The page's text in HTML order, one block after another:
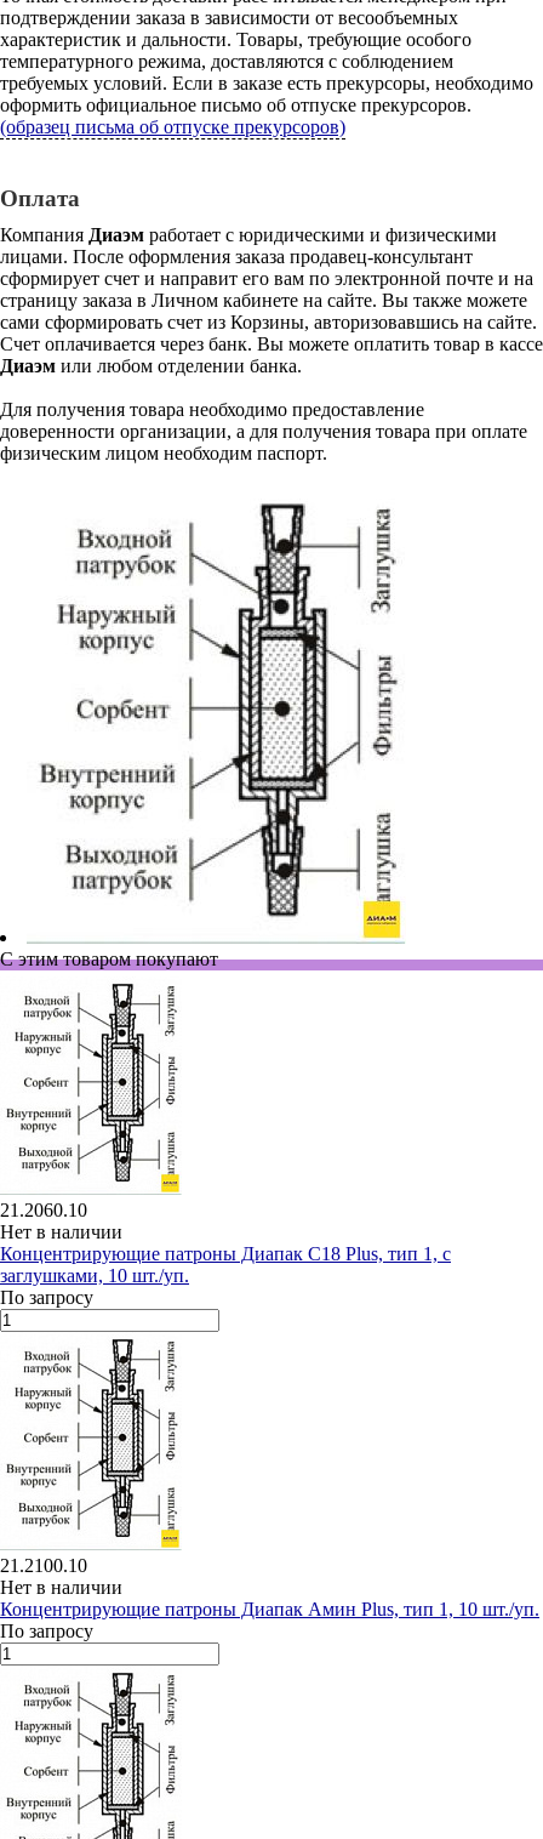
подтверждении заказа в зависимости от весообъемных
характеристик и дальности. Товары, требующие особого
температурного режима, доставляются с соблюдением
требуемых условий. Если в заказе есть прекурсоры, необходимо
оформить официальное письмо об отпуске прекурсоров.
(образец письма об отпуске прекурсоров)
Оплата
Компания Диаэм работает с юридическими и физическими
лицами. После оформления заказа продавец-консультант
сформирует счет и направит его вам по электронной почте и на
страницу заказа в Личном кабинете на сайте. Вы также можете
сами сформировать счет из Корзины, авторизовавшись на сайте.
Счет оплачивается через банк. Вы можете оплатить товар в кассе
Диаэм или любом отделении банка.
Для получения товара необходимо предоставление
доверенности организации, а для получения товара при оплате
физическим лицом необходим паспорт.
С этим товаром покупают
21.2060.10
Нет в наличии
Концентрирующие патроны Диапак С18 Plus, тип 1, с
заглушками, 10 шт./уп.
По запросу
21.2100.10
Нет в наличии
Концентрирующие патроны Диапак Амин Plus, тип 1, 10 шт./уп.
По запросу